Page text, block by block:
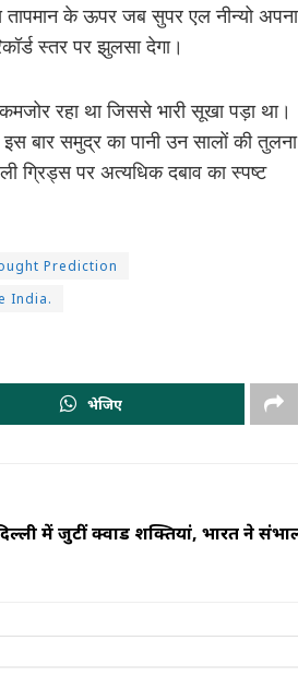
के ऊपर जब सुपर एल नीन्यो अपना
स्तर पर झुलसा देगा।
रहा था जिससे भारी सूखा पड़ा था।
बार समुद्र का पानी उन सालों की तुलना
ग्रिड्स पर अत्यधिक दबाव का स्पष्ट
Prediction
India.
भेजिए
में जुटीं क्वाड शक्तियां, भारत ने